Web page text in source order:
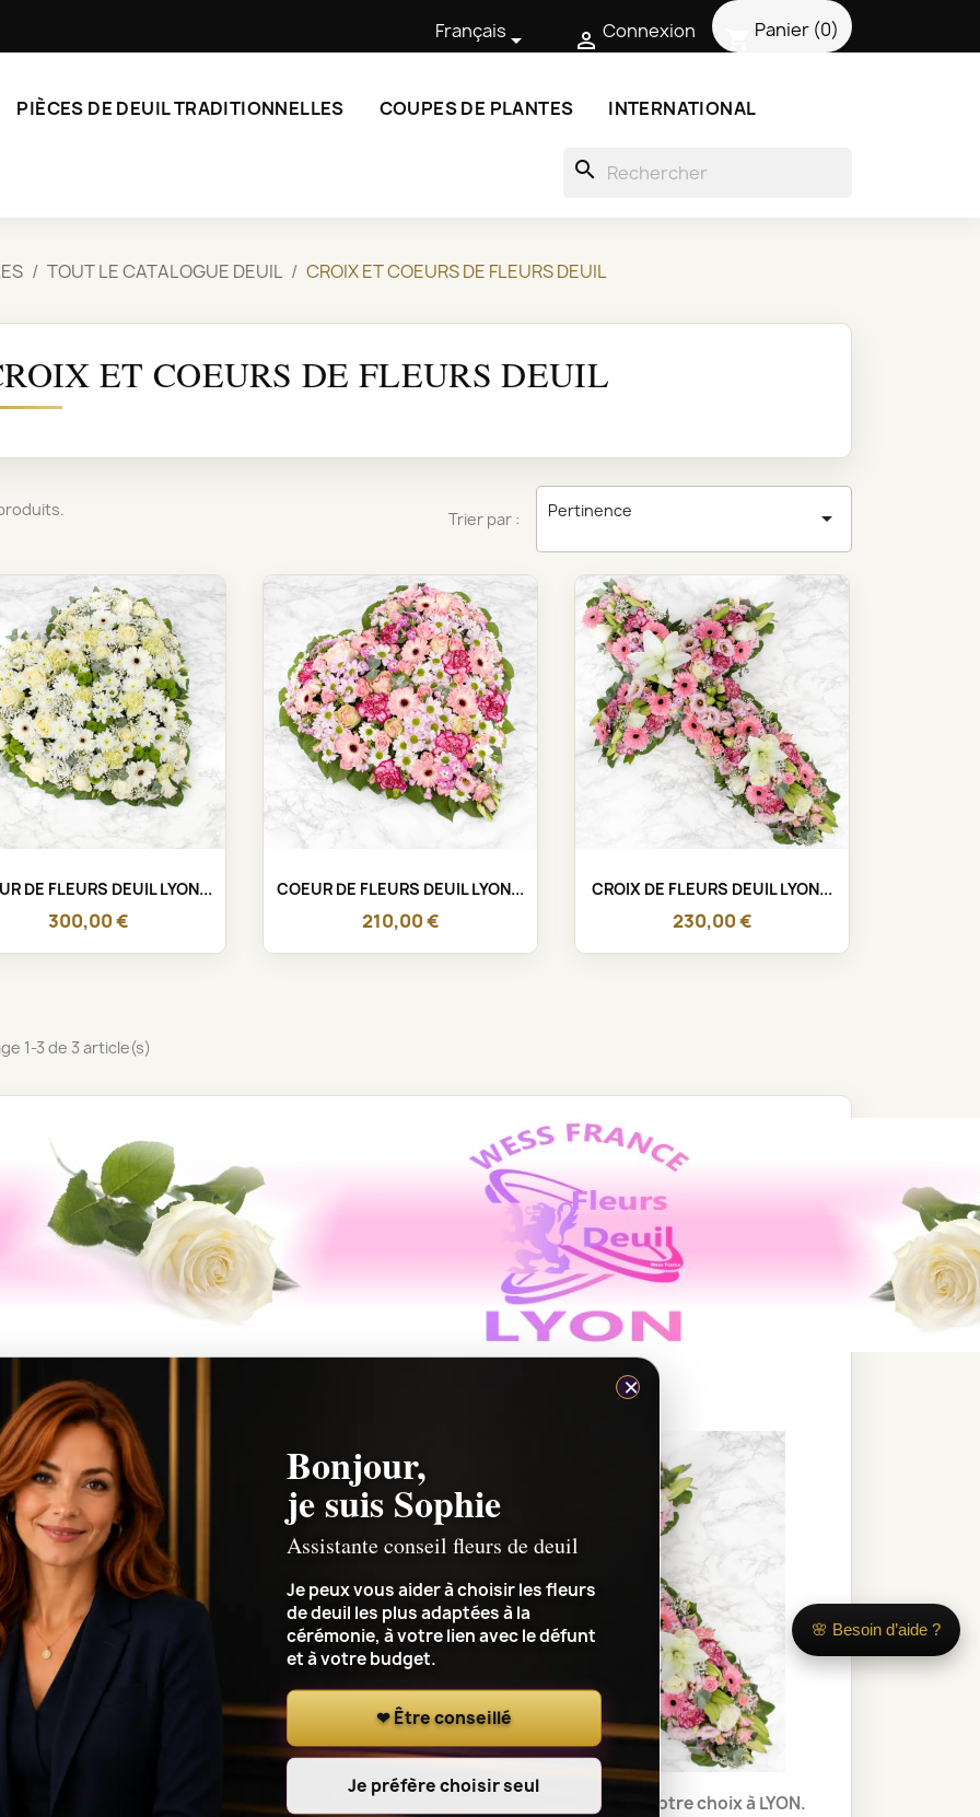
Français  Connexion Panier (0)
PIÈCES DE DEUIL TRADITIONNELLES COUPES DE PLANTES INTERNATIONAL
search
TOUT LE CATALOGUE DEUIL CROIX ET COEURS DE FLEURS DEUIL
ET COEURS DE FLEURS DEUIL
Trier par : Pertinence 
DE FLEURS DEUIL LYON...
300,00 €
COEUR DE FLEURS DEUIL LYON...
210,00 €
CROIX DE FLEURS DEUIL LYON...
230,00 €
1-3 de 3 article(s)
CROIX ET COEURS DE FLEURS DEUIL
de Croix et Coeurs de fleurs deuil le jour de la cérémonie, à l'heure de votre choix à LYON.
🌸 Besoin d’aide ?
×
Bonjour,
je suis Sophie
Assistante conseil fleurs de deuil
Je peux vous aider à choisir les fleurs
de deuil les plus adaptées à la
cérémonie, à votre lien avec le défunt
et à votre budget.
❤ Être conseillé
Je préfère choisir seul